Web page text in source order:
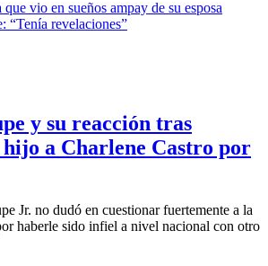
y su reacción tras
hijo a Charlene Castro por
Jr. no dudó en cuestionar fuertemente a la
haberle sido infiel a nivel nacional con otro